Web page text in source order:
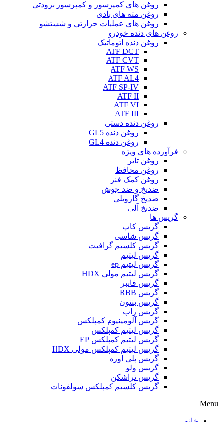
روغن های کمپرسور و کمپرسور برودتی
روغن مته های بادی
روغن های عملیات حرارتی و شستشو
روغن های دنده خودرو
روغن دنده اتوماتیک
ATF DCT
ATF CVT
ATF WS
ATF AL4
ATF SP-IV
ATF II
ATF VI
ATF III
روغن دنده دستی
روغن دنده GL5
روغن دنده GL4
فرآورده های ویژه
روغن تایر
روغن محافظ
روغن کمک فنر
ضدیخ و ضد جوش
ضدیخ گازویلی
ضدیخ آلی
گریس ها
گریس کاپ
گریس شاسی
گریس کلسیم گرافیت
گریس لیتیم
گریس لیتیم ep
گریس لیتیم مولی HDX
گریس فایبر
گریس RBB
گریس بنتون
گریس راب
گریس آلومینیوم کمپلکس
گریس لیتیم کمپلکس
گریس لیتیم کمپلکس EP
گریس لیتیم کمپلکس مولی HDX
گریس پلی اوره
گریس ولو
گریس تراشکن
گریس کلسیم کمپلکس سولفونات
Menu